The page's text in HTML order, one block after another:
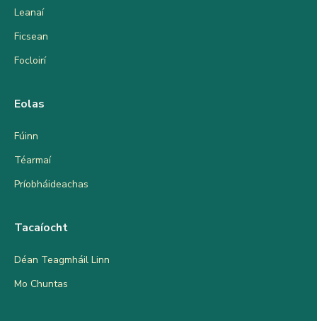
Leanaí
Ficsean
Focloirí
Eolas
Fúinn
Téarmaí
Príobháideachas
Tacaíocht
Déan Teagmháil Linn
Mo Chuntas